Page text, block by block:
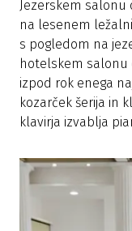
Jezerskem salonu
na lesenem
s pogledom na
hotelskem salonu
izpod rok enega
kozarček šerija in
klavirja izvablja